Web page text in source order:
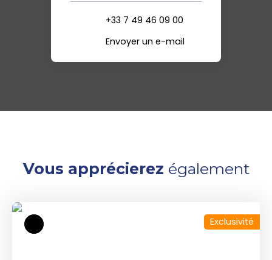
+33 7 49 46 09 00
Envoyer un e-mail
Vous apprécierez également
Exclusivité